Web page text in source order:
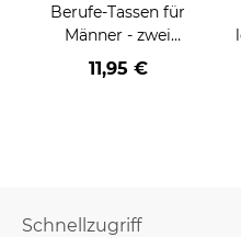
Berufe-Tassen für
Männer - zwei
Farbvarianten
11,95 €
Schnellzugriff